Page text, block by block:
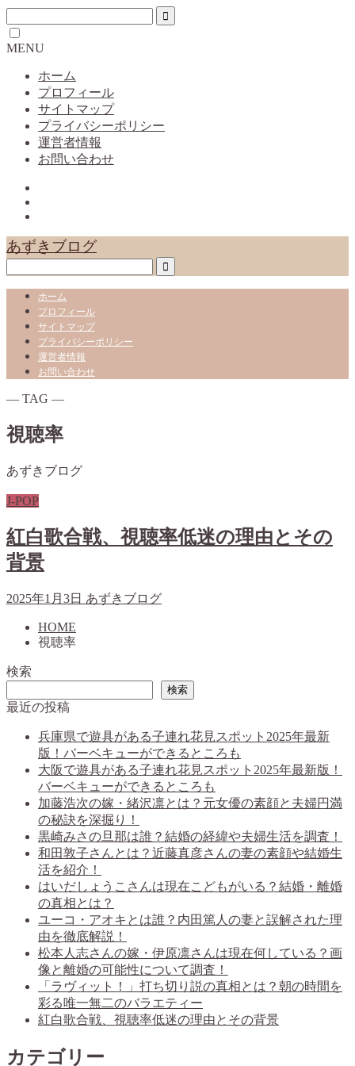
MENU
ホーム
プロフィール
サイトマップ
プライバシーポリシー
運営者情報
お問い合わせ
あずきブログ
ホーム
プロフィール
サイトマップ
プライバシーポリシー
運営者情報
お問い合わせ
― TAG ―
視聴率
あずきブログ
J-POP
紅白歌合戦、視聴率低迷の理由とその
背景
2025年1月3日 あずきブログ
HOME
視聴率
検索
検索
最近の投稿
兵庫県で遊具がある子連れ花見スポット2025年最新
版！バーベキューができるところも
大阪で遊具がある子連れ花見スポット2025年最新版！
バーベキューができるところも
加藤浩次の嫁・緒沢凛とは？元女優の素顔と夫婦円満
の秘訣を深掘り！
黒崎みさの旦那は誰？結婚の経緯や夫婦生活を調査！
和田敦子さんとは？近藤真彦さんの妻の素顔や結婚生
活を紹介！
はいだしょうこさんは現在こどもがいる？結婚・離婚
の真相とは？
ユーコ・アオキとは誰？内田篤人の妻と誤解された理
由を徹底解説！
松本人志さんの嫁・伊原凛さんは現在何している？画
像と離婚の可能性について調査！
「ラヴィット！」打ち切り説の真相とは？朝の時間を
彩る唯一無二のバラエティー
紅白歌合戦、視聴率低迷の理由とその背景
カテゴリー